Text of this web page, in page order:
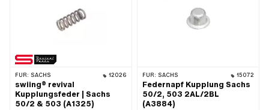
FÜR: SACHS 12026
swiing® revival
Kupplungsfeder | Sachs
50/2 & 503 (A1325)
FÜR: SACHS 15072
Federnapf Kupplung Sachs
50/2, 503 2AL/2BL
(A3884)